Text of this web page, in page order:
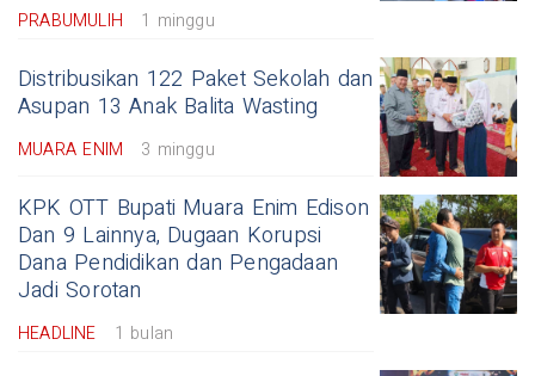
PRABUMULIH 1 minggu
Distribusikan 122 Paket Sekolah dan
Asupan 13 Anak Balita Wasting
MUARA ENIM 3 minggu
KPK OTT Bupati Muara Enim Edison
Dan 9 Lainnya, Dugaan Korupsi
Dana Pendidikan dan Pengadaan
Jadi Sorotan
HEADLINE 1 bulan